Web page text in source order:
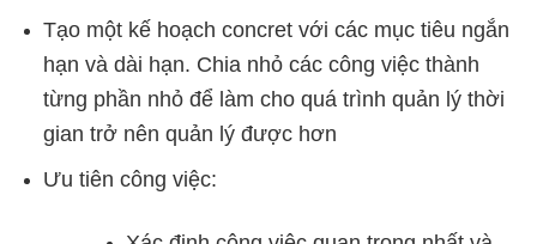
Tạo một kế hoạch concret với các mục tiêu ngắn
hạn và dài hạn. Chia nhỏ các công việc thành
từng phần nhỏ để làm cho quá trình quản lý thời
gian trở nên quản lý được hơn
Ưu tiên công việc: